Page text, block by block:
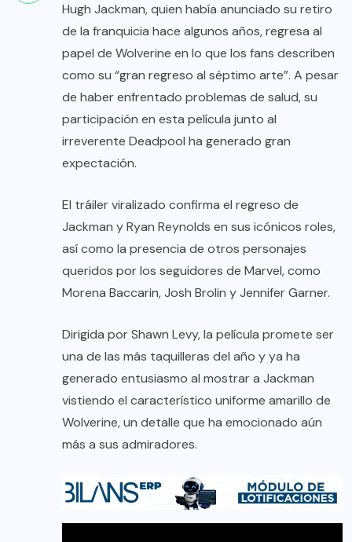
Hugh Jackman, quien había anunciado su retiro
de la franquicia hace algunos años, regresa al
papel de Wolverine en lo que los fans describen
como su “gran regreso al séptimo arte”. A pesar
de haber enfrentado problemas de salud, su
participación en esta película junto al
irreverente Deadpool ha generado gran
expectación.
El tráiler viralizado confirma el regreso de
Jackman y Ryan Reynolds en sus icónicos roles,
así como la presencia de otros personajes
queridos por los seguidores de Marvel, como
Morena Baccarin, Josh Brolin y Jennifer Garner.
Dirigida por Shawn Levy, la película promete ser
una de las más taquilleras del año y ya ha
generado entusiasmo al mostrar a Jackman
vistiendo el característico uniforme amarillo de
Wolverine, un detalle que ha emocionado aún
más a sus admiradores.